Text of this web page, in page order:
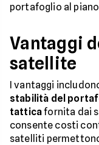
portafoglio al
Vantaggi
satellite
I vantaggi
stabilità del
tatticafornita dai
consente costi
satelliti